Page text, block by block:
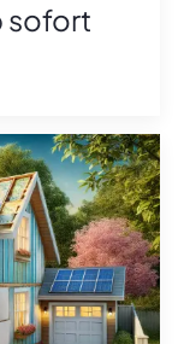
sofort